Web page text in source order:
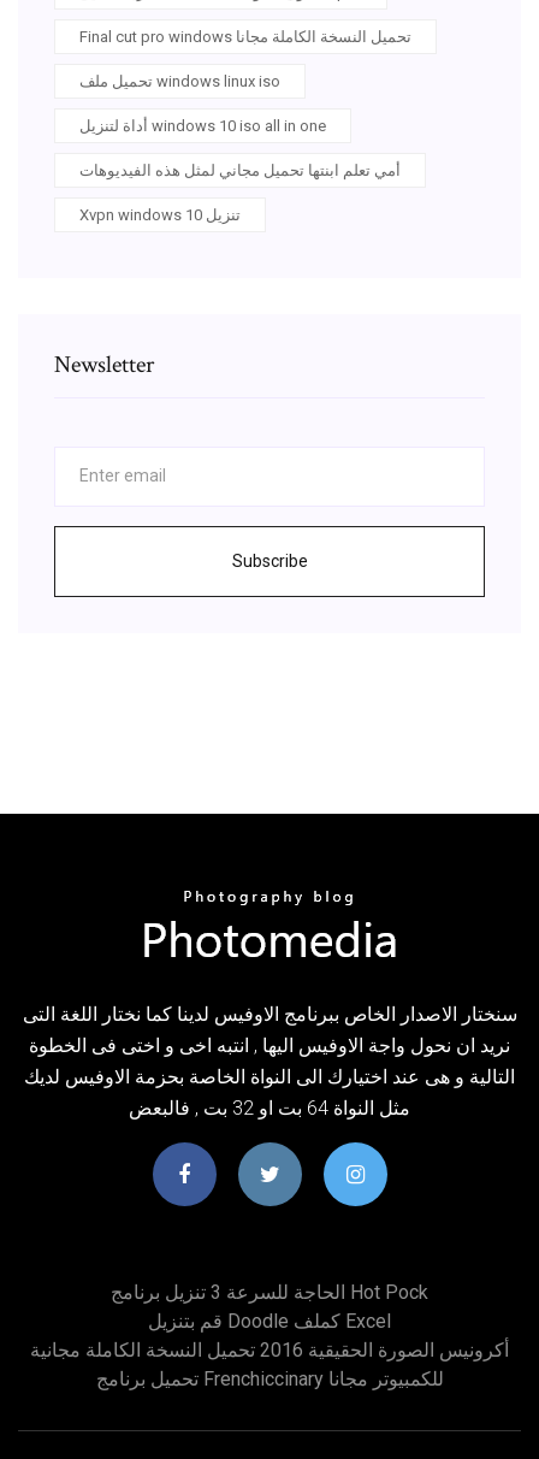
Final cut pro windows تحميل النسخة الكاملة مجانا
تحميل ملف windows linux iso
أداة لتنزيل windows 10 iso all in one
أمي تعلم ابنتها تحميل مجاني لمثل هذه الفيديوهات
Xvpn windows 10 تنزيل
Newsletter
Subscribe
سنختار الاصدار الخاص ببرنامج الاوفيس لدينا كما نختار اللغة التى
نريد ان نحول واجة الاوفيس اليها , انتبه اخى و اختى فى الخطوة
التالية و هى عند اختيارك الى النواة الخاصة بحزمة الاوفيس لديك
مثل النواة 64 بت او 32 بت , فالبعض
الحاجة للسرعة 3 تنزيل برنامج Hot Pock
قم بتنزيل Doodle كملف Excel
أكرونيس الصورة الحقيقية 2016 تحميل النسخة الكاملة مجانية
تحميل برنامج Frenchiccinary للكمبيوتر مجانا